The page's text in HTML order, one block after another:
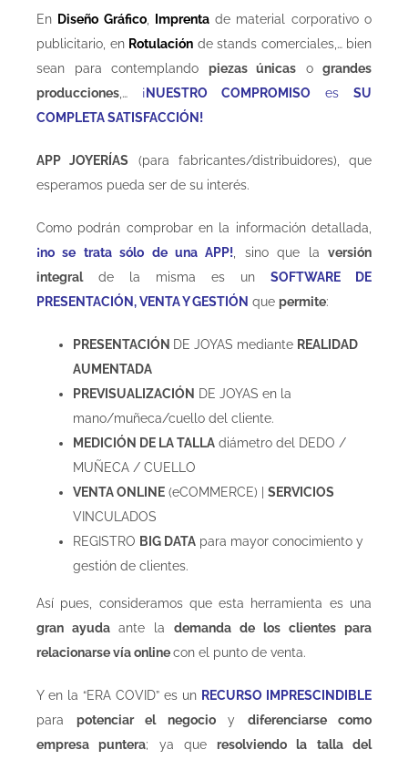
En Diseño Gráfico, Imprentade material corporativo o
publicitario, en Rotulación de stands comerciales,… bien
sean para contemplando piezas únicas o grandes
producciones ,… ¡NUESTRO COMPROMISO es SU
COMPLETA SATISFACCIÓN!
APP JOYERÍAS (para fabricantes/distribuidores), que
esperamos pueda ser de su interés.
Como podrán comprobar en la información detallada,
¡no se trata sólo de una APP! , sino que laversión
integralde la misma es un SOFTWARE DE
PRESENTACIÓN, VENTA Y GESTIÓN que permite:
PRESENTACIÓN DE JOYAS mediante REALIDAD
AUMENTADA
PREVISUALIZACIÓN DE JOYAS en la
mano/muñeca/cuello del cliente.
MEDICIÓN DE LA TALLA diámetro del DEDO /
MUÑECA / CUELLO
VENTA ONLINE (eCOMMERCE) | SERVICIOS
VINCULADOS
REGISTRO BIG DATA para mayor conocimiento y
gestión de clientes.
Así pues, consideramos que esta herramienta es una
gran ayuda ante la demanda de los clientes para
relacionarse vía onlinecon el punto de venta.
Y en la “ERA COVID” es un RECURSO IMPRESCINDIBLE
para potenciar el negocioy diferenciarse como
empresa puntera; ya queresolviendo la talla del